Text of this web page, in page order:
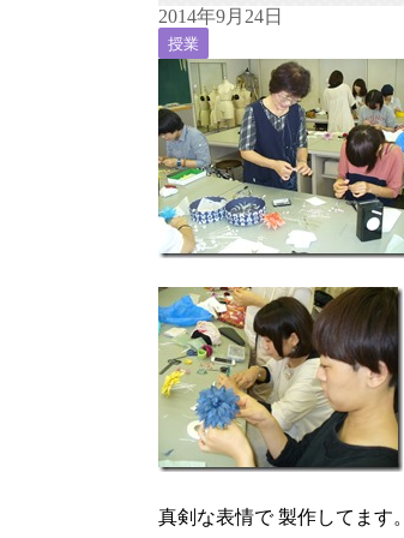
2014年9月24日
授業
真剣な表情で 製作してます。